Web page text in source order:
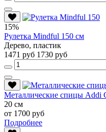
15%
Рулетка Mindful 150 см
Дерево, пластик
1471 руб 1730 руб
Металлические спицы Addi
20 см
от 1700 руб
Подробнее